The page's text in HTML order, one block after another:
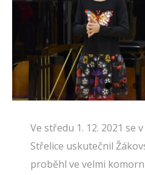
Ve středu 1. 12. 2021 se
Střelice uskutečnil
proběhl ve velmi